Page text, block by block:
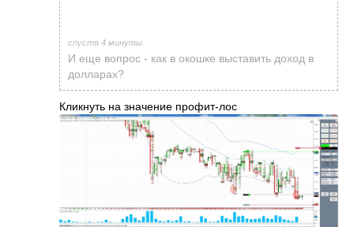
спустя 4 минуты
И еще вопрос - как в окошке выставить доход в
долларах?
Кликнуть на значение профит-лос